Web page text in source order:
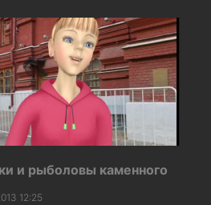
и рыболовы каменного
12:25